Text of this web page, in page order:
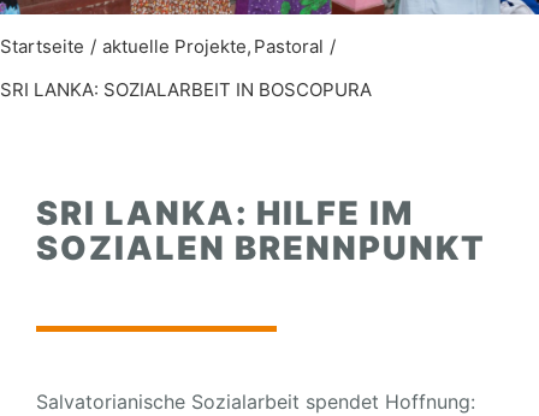
Startseite aktuelle Projekte Pastoral
SRI LANKA: SOZIALARBEIT IN BOSCOPURA
SRI LANKA: HILFE IM
SOZIALEN BRENNPUNKT
Salvatorianische Sozialarbeit spendet Hoffnung: